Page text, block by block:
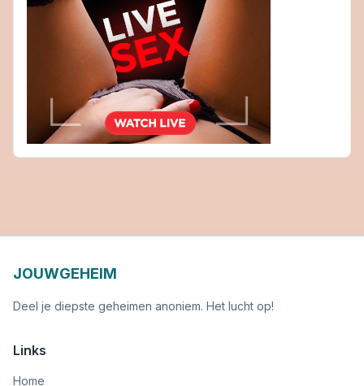
JOUWGEHEIM
Deel je diepste geheimen anoniem. Het lucht op!
Links
Home